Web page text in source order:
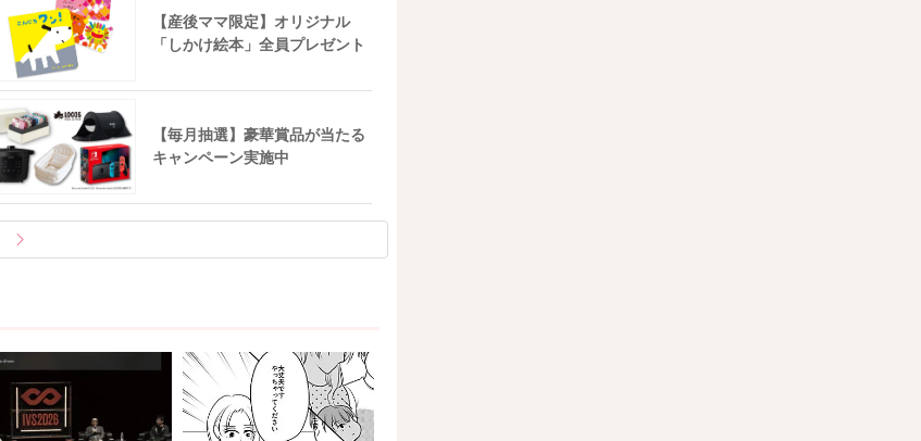
【産後ママ限定】オリジナル
「しかけ絵本」全員プレゼント
【毎月抽選】豪華賞品が当たる
キャンペーン実施中